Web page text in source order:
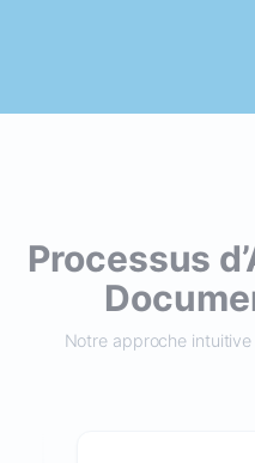
Processus
Notre approche